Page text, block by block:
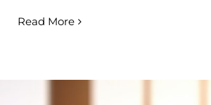
Read More